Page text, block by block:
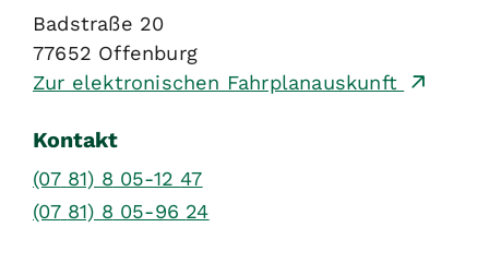
Badstraße 20
77652 Offenburg
Zur elektronischen Fahrplanauskunft
Kontakt
(07 81) 8 05-12 47
(07 81) 8 05-96 24